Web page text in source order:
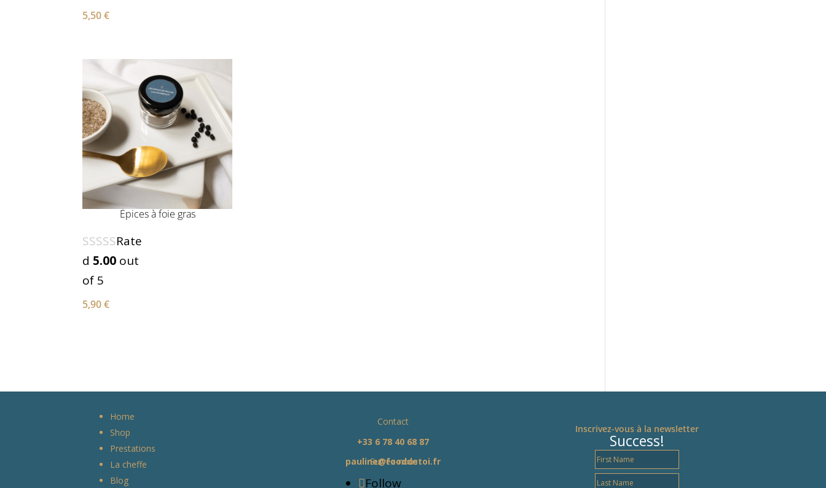
5,50€
Épices à foie gras
Rate
d 5.00 out
of 5
5,90€
Home
Shop
Prestations
La cheffe
Blog
Contact
+33 6 78 40 68 87
pauline@fooddetoi.fr
Suivez-nous
Follow
Inscrivez-vous à la newsletter
Success!